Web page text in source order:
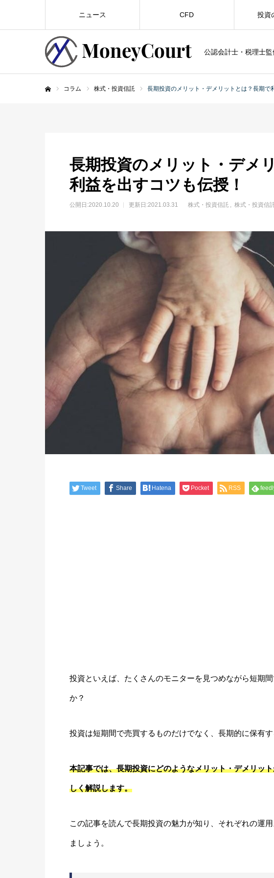
公認会計士・税理士
ニュース CFD 投資
コラム 株式・投資信託 長期投資のメリット・デメリットとは？長期で
長期投資のメリット・デメ
利益を出すコツも伝授！
公開日:2020.10.20 更新日:2021.03.31 株式・投資信託 株式・投資信
Tweet Share Hatena Pocket RSS
投資といえば、たくさんのモニターを見つめながら短期
か？
投資は短期間で売買するものだけでなく、長期的に保有す
本記事では、長期投資にどのようなメリット・デメリッ
しく解説します。
この記事を読んで長期投資の魅力が知り、それぞれの運
ましょう。